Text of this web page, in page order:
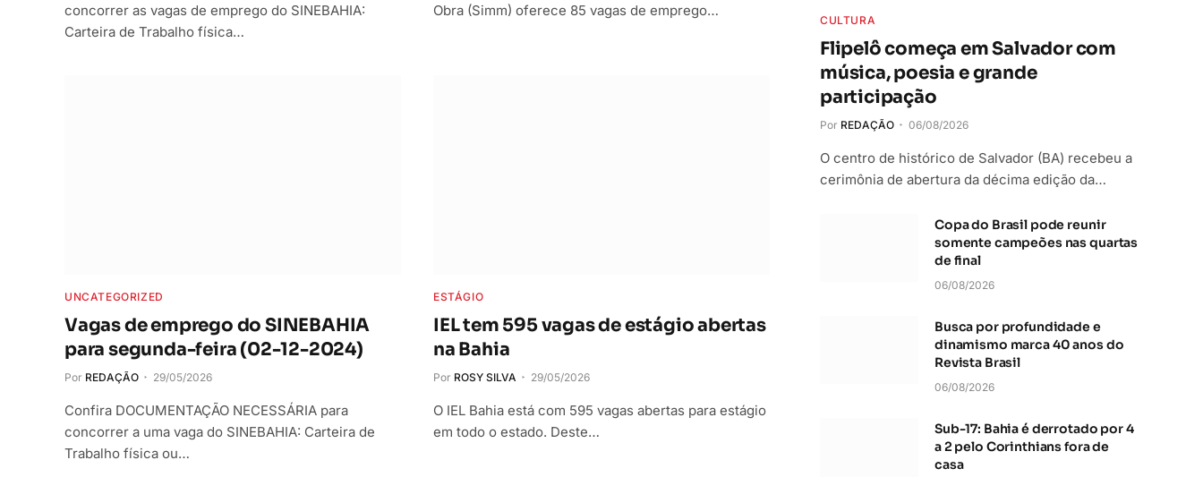
concorrer as vagas de emprego do SINEBAHIA:
Carteira de Trabalho física…
Obra (Simm) oferece 85 vagas de emprego…
UNCATEGORIZED
Vagas de emprego do SINEBAHIA
para segunda-feira (02-12-2024)
Por REDAÇÃO 29/05/2026
Confira DOCUMENTAÇÃO NECESSÁRIA para
concorrer a uma vaga do SINEBAHIA: Carteira de
Trabalho física ou…
ESTÁGIO
IEL tem 595 vagas de estágio abertas
na Bahia
Por ROSY SILVA 29/05/2026
O IEL Bahia está com 595 vagas abertas para estágio
em todo o estado. Deste…
CULTURA
Flipelô começa em Salvador com
música, poesia e grande
participação
Por REDAÇÃO 06/08/2026
O centro de histórico de Salvador (BA) recebeu a
cerimônia de abertura da décima edição da…
Copa do Brasil pode reunir
somente campeões nas quartas
de final
06/08/2026
Busca por profundidade e
dinamismo marca 40 anos do
Revista Brasil
06/08/2026
Sub-17: Bahia é derrotado por 4
a 2 pelo Corinthians fora de
casa